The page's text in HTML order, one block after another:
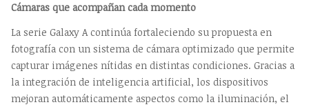
Cámaras que acompañan cada momento
La serie Galaxy A continúa fortaleciendo su propuesta en
fotografía con un sistema de cámara optimizado que permite
capturar imágenes nítidas en distintas condiciones. Gracias a
la integración de inteligencia artificial, los dispositivos
mejoran automáticamente aspectos como la iluminación, el